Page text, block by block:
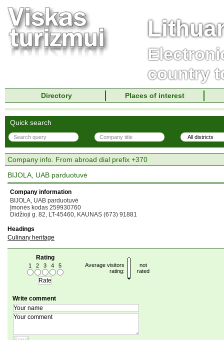
country
Directory Places of interest
Quick search
Company info. From abroad dial prefix +370
BIJOLA, UAB parduotuvė
Company information
BIJOLA, UAB parduotuvė
Įmonės kodas 259930760
Didžioji g. 82, LT-45460, KAUNAS (673) 91881
Headings
Culinary heritage
Rating
1 2 3 4 5
Average visitors
rating:
not
rated
Write comment